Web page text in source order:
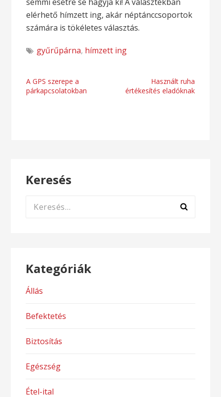
elérhető hímzett ing, akár néptánccsoportok
számára is tökéletes választás.
gyűrűpárna, hímzett ing
Bejegyzés
A GPS szerepe a
párkapcsolatokban
Használt ruha
értékesítés eladóknak
Keresés
Keresés:
Kategóriák
Állás
Befektetés
Biztosítás
Egészség
Étel-ital